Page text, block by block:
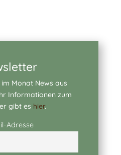
Monat News aus
Informationen zum
gibt es hier.
Adresse